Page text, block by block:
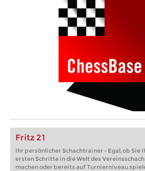
Fritz 21
Ihr persönlicher Schachtrainer - Egal, ob Sie
ersten Schritte in die Welt des
machen oder bereits auf Turnierniveau